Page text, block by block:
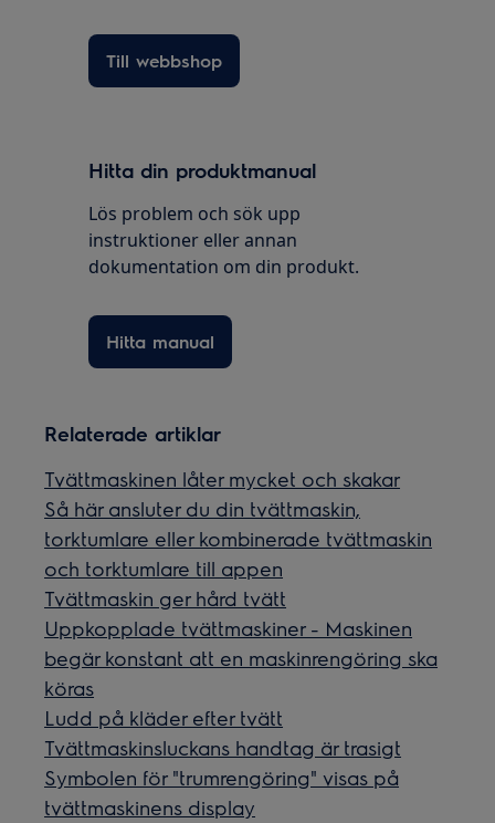
Till webbshop
Hitta din produktmanual
Lös problem och sök upp
instruktioner eller annan
dokumentation om din produkt.
Hitta manual
Relaterade artiklar
Tvättmaskinen låter mycket och skakar
Så här ansluter du din tvättmaskin,
torktumlare eller kombinerade tvättmaskin
och torktumlare till appen
Tvättmaskin ger hård tvätt
Uppkopplade tvättmaskiner - Maskinen
begär konstant att en maskinrengöring ska
köras
Ludd på kläder efter tvätt
Tvättmaskinsluckans handtag är trasigt
Symbolen för "trumrengöring" visas på
tvättmaskinens display